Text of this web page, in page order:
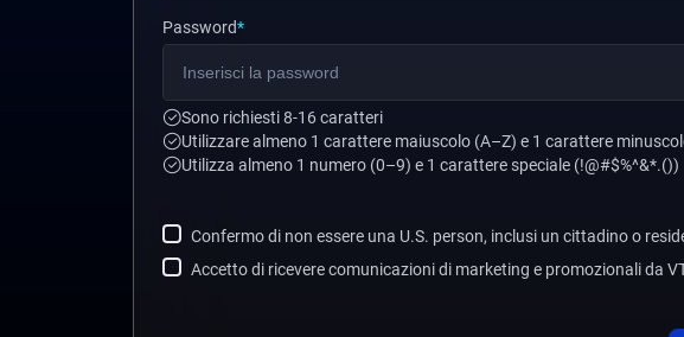
Password*
Sono richiesti 8-16 caratteri
Utilizzare almeno 1 carattere maiuscolo (A–Z) e 1 carattere
Utilizza almeno 1 numero (0–9) e 1 carattere speciale (!@#$%^&*.())
Confermo di non essere una U.S. person, inclusi un cittadino o
Accetto di ricevere comunicazioni di marketing e promozionali da